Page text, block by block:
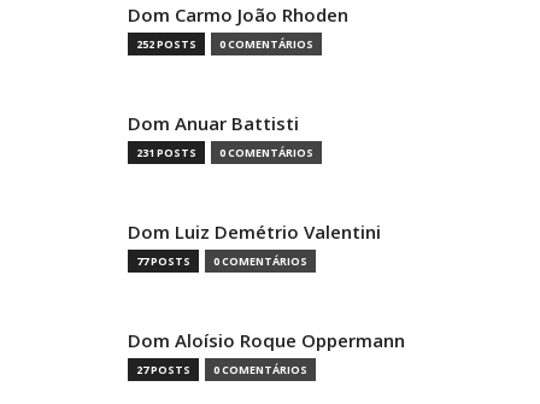
Dom Carmo João Rhoden
252 POSTS 0 COMENTÁRIOS
Dom Anuar Battisti
231 POSTS 0 COMENTÁRIOS
Dom Luiz Demétrio Valentini
77 POSTS 0 COMENTÁRIOS
Dom Aloísio Roque Oppermann
27 POSTS 0 COMENTÁRIOS